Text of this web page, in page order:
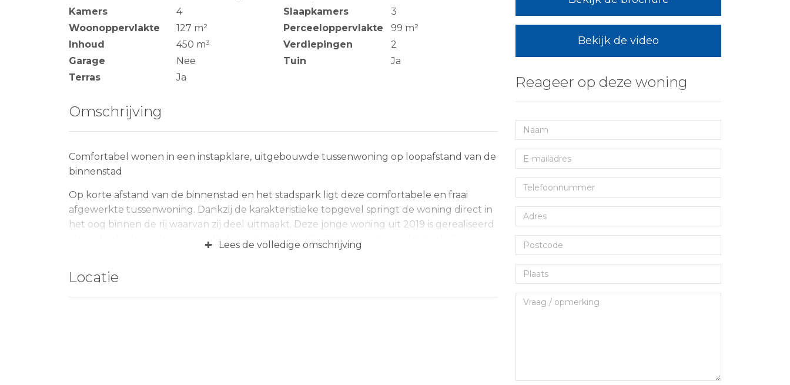
Kamers
4 Slaapkamers
3
Woonoppervlakte
127 m² Perceeloppervlakte
99 m²
Inhoud
450 m³ Verdiepingen
2
Garage
Nee Tuin
Ja
Terras
Ja
Omschrijving
Comfortabel wonen in een instapklare, uitgebouwde tussenwoning op loopafstand van de
binnenstad
Op korte afstand van de binnenstad en het stadspark ligt deze comfortabele en fraai
afgewerkte tussenwoning. Dankzij de karakteristieke topgevel springt de woning direct in
het oog binnen de rij waarvan zij deel uitmaakt. Deze jonge woning uit 2019 is gerealiseerd
als onderdeel van de succesvolle herontwikkeling De Binnenvergt, een kleinschalig
onderhouden en biedt alles wat je van modern wooncomfort mag verwachten. Tijdens de
bouw is gekozen voor een uitbouw van 1,20 meter aan de achterzijde, waardoor de
+ Lees de volledige omschrijving
Locatie
Bekijk de video
Reageer op deze woning